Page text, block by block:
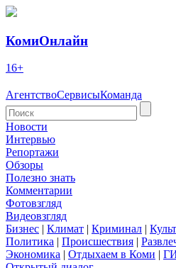
КомиОнлайн
16+
АгентствоСервисыКоманда
Новости
Интервью
Репортажи
Обзоры
Полезно знать
Комментарии
Фотовзгляд
Видеовзгляд
Бизнес | Климат | Криминал |
Политика | Происшествия |
Экономика | Отдыхаем в Коми |